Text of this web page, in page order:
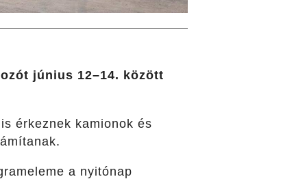
június 12–14. között
érkeznek kamionok és
a nyitónap